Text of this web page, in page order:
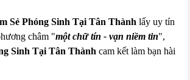
Sẻ Phóng Sinh Tại Tân Thành lấy uy tín
châm "một chữ tín - vạn niềm tin",
Sinh Tại Tân Thành cam kết làm bạn hài